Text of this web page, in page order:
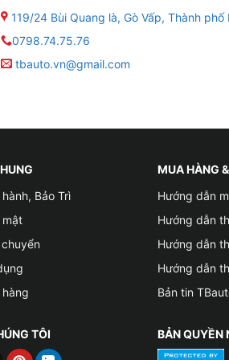
giá nóc + 2 thanh ngang cho xe Vinfast
119/24 Bùi Quang là, Gò Vấp, Thành phố
0798.74.75.76
tbauto.vn@gmail.com
Bảo Trì
mật
MUA HÀNG
Hướng dẫn
Hướng dẫn
Hướng dẫn
Hướng dẫn
Bản tin
TÔI BẢN QUYỀN